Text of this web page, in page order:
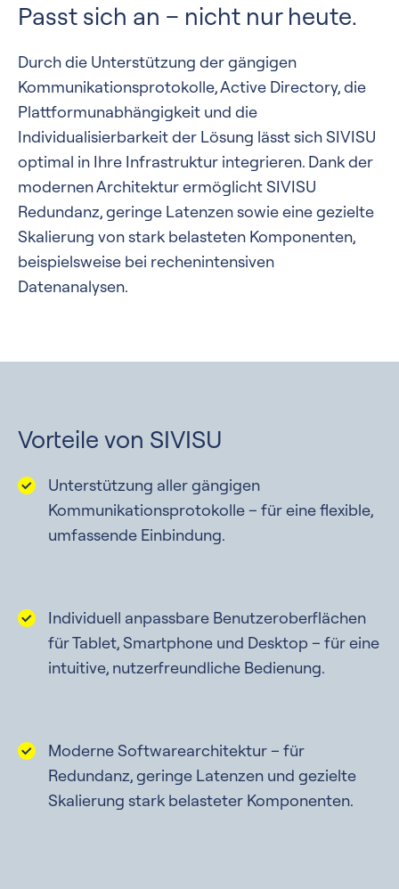
Passt sich an – nicht nur heute.
Durch die Unterstützung der gängigen
Kommunikationsprotokolle, Active Directory, die
Plattformunabhängigkeit und die
Individualisierbarkeit der Lösung lässt sich SIVISU
optimal in Ihre Infrastruktur integrieren. Dank der
modernen Architektur ermöglicht SIVISU
Redundanz, geringe Latenzen sowie eine gezielte
Skalierung von stark belasteten Komponenten,
beispielsweise bei rechenintensiven
Datenanalysen.
Vorteile von SIVISU
Unterstützung aller gängigen
Kommunikationsprotokolle – für eine flexible,
umfassende Einbindung.
Individuell anpassbare Benutzeroberflächen
für Tablet, Smartphone und Desktop – für eine
intuitive, nutzerfreundliche Bedienung.
Moderne Softwarearchitektur – für
Redundanz, geringe Latenzen und gezielte
Skalierung stark belasteter Komponenten.